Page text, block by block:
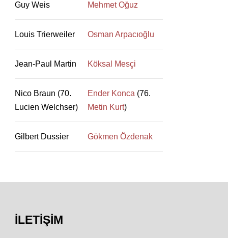
Guy Weis Mehmet Oğuz
Louis Trierweiler Osman Arpacıoğlu
Jean-Paul Martin Köksal Mesçi
Nico Braun (70.
Lucien Welchser)
Ender Konca (76.
Metin Kurt)
Gilbert Dussier Gökmen Özdenak
İLETIŞIM